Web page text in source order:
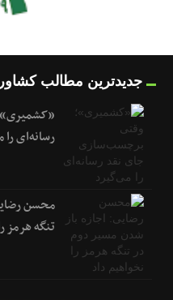
جدیدترین مطالب
رسانه‌ای را
محسن
تنگه هرمز